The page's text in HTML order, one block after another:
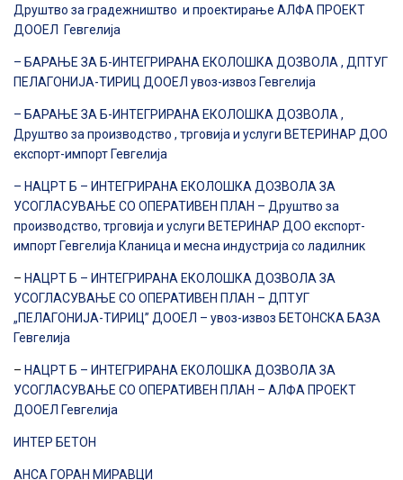
Друштво за градежништво и проектирање АЛФА ПРОЕКТ
ДООЕЛ Гевгелија
– БАРАЊЕ ЗА Б-ИНТЕГРИРАНА ЕКОЛОШКА ДОЗВОЛА , ДПТУГ
ПЕЛАГОНИЈА-ТИРИЦ ДООЕЛ увоз-извоз Гевгелија
– БАРАЊЕ ЗА Б-ИНТЕГРИРАНА ЕКОЛОШКА ДОЗВОЛА ,
Друштво за производство , трговија и услуги ВЕТЕРИНАР ДОО
експорт-импорт Гевгелија
– НАЦРТ Б – ИНТЕГРИРАНА ЕКОЛОШКА ДОЗВОЛА ЗА
УСОГЛАСУВАЊЕ СО ОПЕРАТИВЕН ПЛАН – Друштво за
производство, трговија и услуги ВЕТЕРИНАР ДОО експорт-
импорт Гевгелија Кланица и месна индустрија со ладилник
– НАЦРТ Б – ИНТЕГРИРАНА ЕКОЛОШКА ДОЗВОЛА ЗА
УСОГЛАСУВАЊЕ СО ОПЕРАТИВЕН ПЛАН – ДПТУГ
„ПЕЛАГОНИЈА-ТИРИЦ” ДООЕЛ – увоз-извоз БЕТОНСКА БАЗА
Гевгелија
– НАЦРТ Б – ИНТЕГРИРАНА ЕКОЛОШКА ДОЗВОЛА ЗА
УСОГЛАСУВАЊЕ СО ОПЕРАТИВЕН ПЛАН – АЛФА ПРОЕКТ
ДООЕЛ Гевгелија
ИНТЕР БЕТОН
АНСА ГОРАН МИРАВЦИ